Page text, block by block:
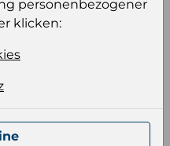
ein Format für
personenbezogener
klicken: